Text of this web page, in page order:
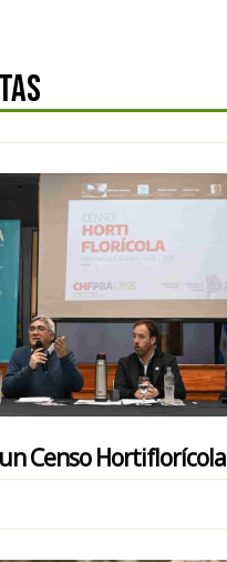
Censo Hortiflorícola